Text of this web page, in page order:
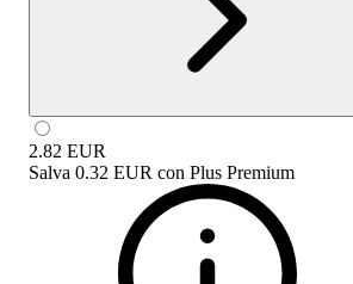
2.82 EUR
Salva 0.32 EUR con Plus Premium